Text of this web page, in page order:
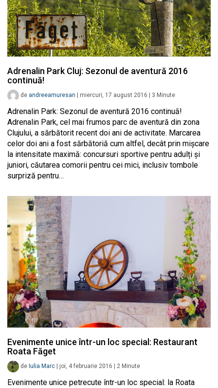
Adrenalin Park Cluj: Sezonul de aventură 2016
continuă!
de andreeamuresan miercuri, 17 august 2016 3 Minute
Adrenalin Park: Sezonul de aventură 2016 continuă!
Adrenalin Park, cel mai frumos parc de aventură din zona
Clujului, a sărbătorit recent doi ani de activitate. Marcarea
celor doi ani a fost sărbătoriă cum altfel, decât prin mișcare
la intensitate maximă: concursuri sportive pentru adulți și
juniori, căutarea comorii pentru cei mici, inclusiv tombole
surpriză pentru…
Evenimente unice într-un loc special: Restaurant
Roata Făget
de Iulia Marc joi, 4 februarie 2016 2 Minute
Evenimente unice petrecute într-un loc special: la Roata